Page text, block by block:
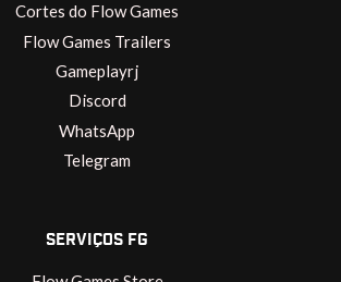
Cortes do Flow Games
Flow Games Trailers
Gameplayrj
Discord
WhatsApp
Telegram
SERVIÇOS FG